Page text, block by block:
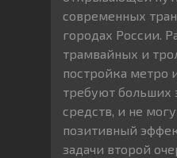
современных
городах России.
трамвайных и
постройка метро
требуют больших
средств, и не
позитивный
задачи второй